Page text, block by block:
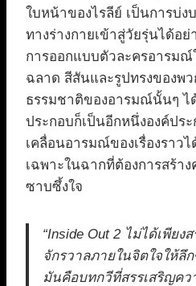
ใบหน้าของไรลีย์ เป็นการบ่ง
ทางร่างกายเข้าสู่วัยรุ่นได้อย่
การออกแบบตัวละครอารม
ฉลาด สีสันและรูปทรงของพว
ธรรมชาติของอารมณ์นั้นๆ ไ
ประกอบก็เป็นอีกหนึ่งองค์ป
เคลื่อนอารมณ์ของเรื่องราว
เฉพาะในฉากที่ต้องการสร้า
ซาบซึ้งใจ
“Inside Out 2 ไม่ได้เพีย
จักรวาลภายในจิตใจให้
มันคือบทกวีที่สรรเสริญค